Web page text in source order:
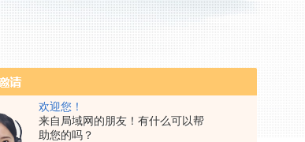
欢迎您！
来自局域网的朋友！有什么可以帮
助您的吗？